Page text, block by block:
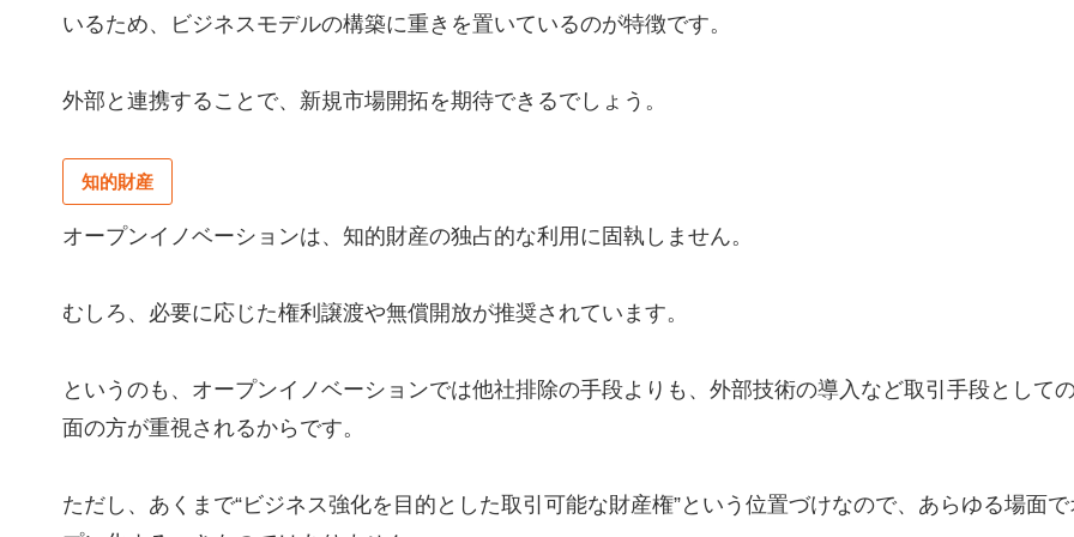
いるため、ビジネスモデルの構築に重きを置いているのが特徴です。
外部と連携することで、新規市場開拓を期待できるでしょう。
知的財産
オープンイノベーションは、知的財産の独占的な利用に固執しません。
むしろ、必要に応じた権利譲渡や無償開放が推奨されています。
というのも、オープンイノベーションでは他社排除の手段よりも、外部技術の導入など取引手段として
面の方が重視されるからです。
ただし、あくまで“ビジネス強化を目的とした取引可能な財産権”という位置づけなので、あらゆる場面で